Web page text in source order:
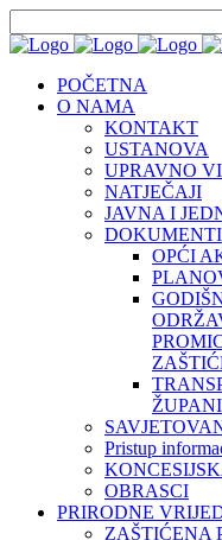
POČETNA
O NAMA
KONTAKT
USTANOVA
UPRAVNO
NATJEČAJI
JAVNA I
DOKUMENTI
OPĆI
Pristup
OBRASCI
PRIRODNE
ZAŠTIĆENA